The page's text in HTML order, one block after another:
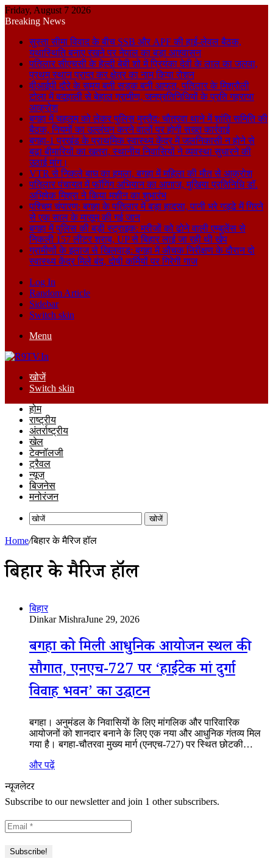
Friday, August 7 2026
Breaking News
सुस्ता सीमा विवाद के बीच SSB और APF की हाई-लेवल बैठक,
यथास्थिति बनाए रखने पर नेपाल का बड़ा आश्वासन
पतिलार सीएचसी के हेल्दी बेबी शो में प्रियंका देवी के लाल का जलवा,
प्रथम स्थान प्राप्त कर क्षेत्र का नाम किया रोशन
वीआईपी दौरे के समय बनी सड़क बनी आफत, पतिलार के मिश्रौली
टोला में बदहाली से बेहाल ग्रामीण, जनप्रतिनिधियों के प्रति गहराया
आक्रोश
बगहा में चहलूम को लेकर पुलिस मुस्तैद: चौतरवा थाने में शांति समिति की
बैठक, नियमों का उल्लंघन करने वालों पर होगी सख्त कार्रवाई
बगहा-1 प्रखंड के प्राथमिक स्वास्थ्य केंद्र में जलनिकासी न होने से
बढ़ा बीमारियों का खतरा, स्थानीय निवासियों ने व्यवस्था सुधारने की
उठाई मांग।
VTR से निकले बाघ का हमला, बगहा में महिला की मौत से आक्रोश
पतिलार पंचायत में फॉगिंग अभियान का आगाज, मुखिया प्रतिनिधि डॉ.
अभिषेक मिश्रा ने किया मशीन का शुभारंभ
पश्चिम चंपारण: बगहा के पतिलार में बड़ा हादसा, पानी भरे गड्ढे में गिरने
से एक साल के मासूम की गई जान
बगहा में पुलिस की बड़ी स्ट्राइक: मरीजों को ढोने वाली एम्बुलेंस से
निकली 157 लीटर शराब, UP से बिहार लाई जा रही थी खेप
ग्रामीणों के इलाज से खिलवाड़: बगहा में औचक निरीक्षण के दौरान दो
स्वास्थ्य केंद्र मिले बंद, दोषी कर्मियों पर गिरेगी गाज
Log In
Random Article
Sidebar
Switch skin
Menu
खोजें
Switch skin
होम
राष्ट्रीय
अंतर्राष्ट्रीय
खेल
टेक्नॉलजी
ट्रैवल
न्यूज
बिजनेस
मनोरंजन
खोजें
Home/बिहार के मैरिज हॉल
बिहार के मैरिज हॉल
बिहार
Dinkar MishraJune 29, 2026
बगहा को मिली आधुनिक आयोजन स्थल की
सौगात, एनएच-727 पर ‘हाईटेक मां दुर्गा
विवाह भवन’ का उद्घाटन
बगहा। अनुमंडल के निवासियों के लिए मांगलिक और पारिवारिक
आयोजनों को शानदार बनाने के लिए एक नया और आधुनिक गंतव्य मिल
गया है। बगहा-चौतरवा मुख्य मार्ग (एनएच-727) पर स्थित छोटकी…
और पढ़ें
न्यूजलेटर
Subscribe to our newsletter and join 1 other subscribers.